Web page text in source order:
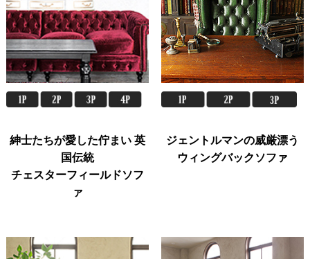
紳士たちが愛した佇まい 英
国伝統
チェスターフィールドソフ
ァ
ジェントルマンの威厳漂う
ウィングバックソファ